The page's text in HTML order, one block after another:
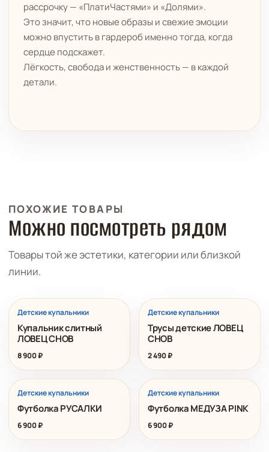
рассрочку — «ПлатиЧастями» и «Долями».
Это значит, что новые образы и свежие эмоции
можно впустить в гардероб именно тогда, когда
сердце подскажет.
Лёгкость, свобода и женственность — в каждой
детали.
ПОХОЖИЕ ТОВАРЫ
Можно посмотреть рядом
Товары той же эстетики, категории или близкой
линии.
Детские купальники
Купальник слитный
ЛОВЕЦ СНОВ
8 900₽
Детские купальники
Трусы детские ЛОВЕЦ
СНОВ
2 490₽
Детские купальники
Футболка РУСАЛКИ
6 900₽
Детские купальники
Футболка МЕДУЗА PINK
6 900₽